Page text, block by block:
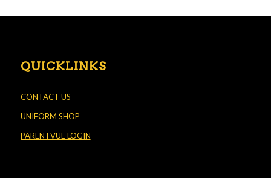
QUICKLINKS
CONTACT US
UNIFORM SHOP
PARENTVUE LOGIN